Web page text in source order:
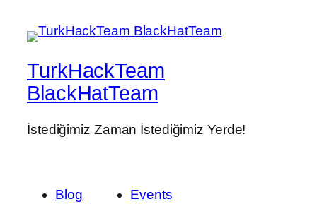
TurkHackTeam
BlackHatTeam
İstediğimiz Zaman İstediğimiz Yerde!
Blog
Events